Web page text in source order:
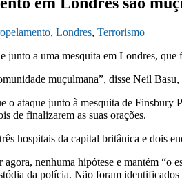
, Londres, Terrorismo
junto a uma mesquita em Londres,
muçulmana”, disse Neil
o ataque junto à mesquita de
de finalizarem as suas orações.
hospitais da capital britânica e dois
nenhuma hipótese e mantém “o
da polícia. Não foram identificados